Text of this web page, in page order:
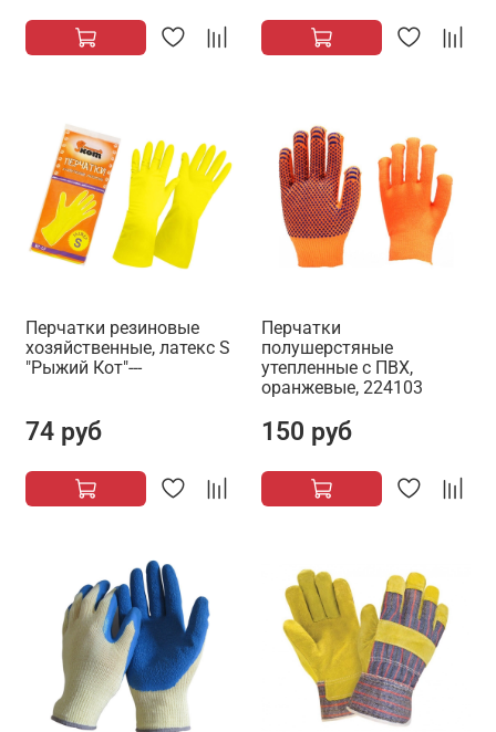
Перчатки резиновые
хозяйственные, латекс S
"Рыжий Кот"---
74 руб
Перчатки
полушерстяные
утепленные с ПВХ,
оранжевые, 224103
150 руб